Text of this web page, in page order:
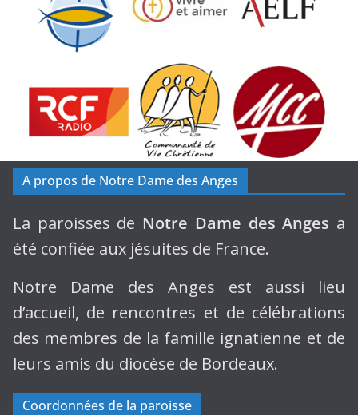
A propos de Notre Dame des Anges
La paroisses de Notre Dame des Anges a
été confiée aux jésuites de France.
Notre Dame des Anges est aussi lieu
d’accueil, de rencontres et de célébrations
des membres de la famille ignatienne et de
leurs amis du diocèse de Bordeaux.
Coordonnées de la paroisse